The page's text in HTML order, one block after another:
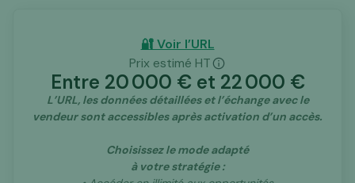
tiers
d’intermédiation spécialisé dans les actifs
digitaux
🔐 Voir l’URL
Prix estimé HT
Entre 20 000 € et 22 000 €
L’URL, les données détaillées et l’échange avec le
vendeur sont accessibles après activation d’un accès.
Choisissez le mode adapté
à votre stratégie :